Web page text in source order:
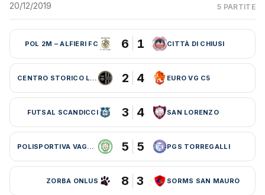
20/12/2019 5 PARTITE
POL 2M – ALFIERI FC 6 1 CITTÀ DI CHIUSI
CENTRO STORICO LEBOWSKI 2 4 EURO VG C5
FUTSAL SCANDICCI 3 4 SAN LORENZO
POLISPORTIVA VAGLIA 5 5 PGS TORREGALLI
ZORBA ONLUS 8 3 SORMS SAN MAURO